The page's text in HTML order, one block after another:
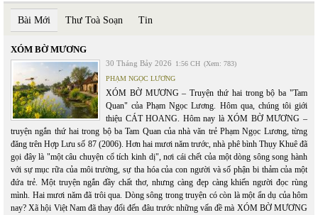
Bài Mới Thư Toà Soạn Tin
XÓM BỜ MƯƠNG
30 Tháng Bảy 2026 1:56 CH (Xem: 783)
PHẠM NGỌC LƯƠNG
XÓM BỜ MƯƠNG – Truyện thứ hai trong bộ ba "Tam
Quan" của Phạm Ngọc Lương. Hôm qua, chúng tôi giới
thiệu CÁT HOANG. Hôm nay là XÓM BỜ MƯƠNG –
truyện ngắn thứ hai trong bộ ba Tam Quan của nhà văn trẻ Phạm Ngọc Lương, từng
đăng trên Hợp Lưu số 87 (2006). Hơn hai mươi năm trước, nhà phê bình Thụy Khuê đã
gọi đây là "một câu chuyện cổ tích kinh dị", nơi cái chết của một dòng sông song hành
với sự mục rữa của môi trường, sự tha hóa của con người và số phận bi thảm của một
đứa trẻ. Một truyện ngắn đầy chất thơ, nhưng càng đẹp càng khiến người đọc rùng
mình. Hai mươi năm đã trôi qua. Dòng sông trong truyện có còn là một ẩn dụ của hôm
nay? Xã hội Việt Nam đã thay đổi đến đâu trước những vấn đề mà XÓM BỜ MƯƠNG